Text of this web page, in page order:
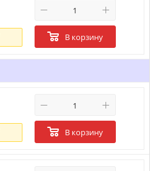
В корзину
В корзину